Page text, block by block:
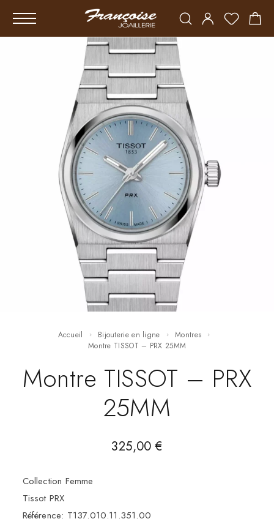
Accueil Bijouterie en ligne
Montres
Montre TISSOT – PRX 25MM
Montre TISSOT – PRX
25MM
325,00€
Collection Femme
Tissot PRX
Référence: T137.010.11.351.00